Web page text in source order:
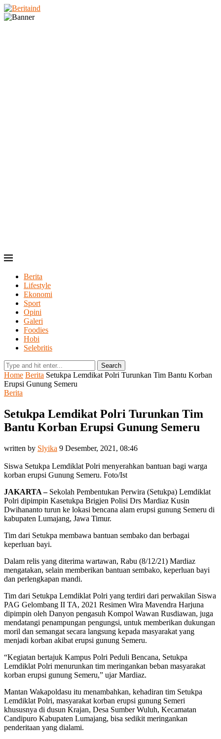
Berita
Lifestyle
Ekonomi
Sport
Opini
Galeri
Foodies
Hobi
Selebritis
Search
Home Berita Setukpa Lemdikat Polri Turunkan Tim Bantu Korban
Erupsi Gunung Semeru
Berita
Setukpa Lemdikat Polri Turunkan Tim
Bantu Korban Erupsi Gunung Semeru
written by Slyika 9 Desember, 2021, 08:46
Siswa Setukpa Lemdiklat Polri menyerahkan bantuan bagi warga
korban erupsi Gunung Semeru. Foto/Ist
JAKARTA –Sekolah Pembentukan Perwira (Setukpa) Lemdiklat
Polri dipimpin Kasetukpa Brigjen Polisi Drs Mardiaz Kusin
Dwihananto turun ke lokasi bencana alam erupsi gunung Semeru di
kabupaten Lumajang, Jawa Timur.
Tim dari Setukpa membawa bantuan sembako dan berbagai
keperluan bayi.
Dalam relis yang diterima wartawan, Rabu (8/12/21) Mardiaz
mengatakan, selain memberikan bantuan sembako, keperluan bayi
dan perlengkapan mandi.
Tim dari Setukpa Lemdiklat Polri yang terdiri dari perwakilan Siswa
PAG Gelombang II TA, 2021 Resimen Wira Mavendra Harjuna
dipimpin oleh Danyon pengasuh Kompol Wawan Rusdiawan, juga
mendatangi penampungan pengungsi, untuk memberikan dukungan
moril dan semangat secara langsung kepada masyarakat yang
menjadi korban akibat erupsi gunung Semeru.
“Kegiatan bertajuk Kampus Polri Peduli Bencana, Setukpa
Lemdiklat Polri menurunkan tim meringankan beban masyarakat
korban erupsi gunung Semeru,” ujar Mardiaz.
Mantan Wakapoldasu itu menambahkan, kehadiran tim Setukpa
Lemdiklat Polri, masyarakat korban erupsi gunung Semeri
khususnya di dusun Krajan, Desa Sumber Wuluh, Kecamatan
Candipuro Kabupaten Lumajang, bisa sedikit meringankan
penderitaan yang dialami.